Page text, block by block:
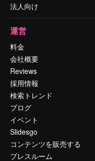
法人向け
運営
料金
会社概要
Reviews
採用情報
検索トレンド
ブログ
イベント
Slidesgo
コンテンツを販売する
プレスルーム